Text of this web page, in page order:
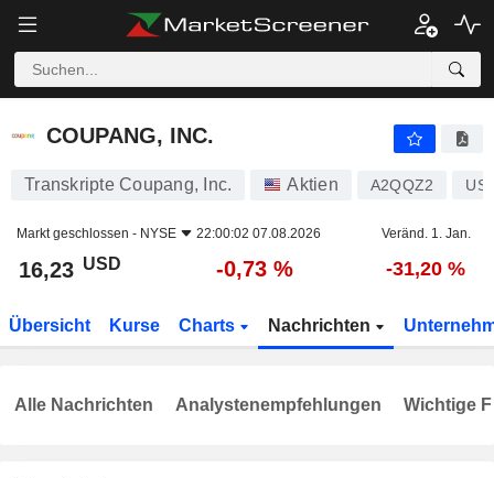
COUPANG, INC.
COUPANG, INC.
Transkripte Coupang, Inc. Aktien A2QQZ2
Markt geschlossen - NYSE 22:00:02 07.08.2026 Veränd. 1. Jan.
16,23 USD -0,73 % -31,20 %
Übersicht Kurse Charts Nachrichten
Alle Nachrichten Analystenempfehlungen Wichtige